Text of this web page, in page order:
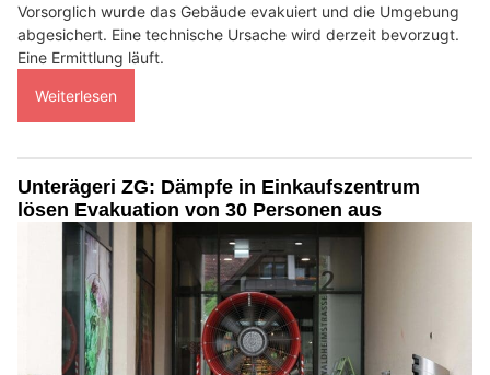
Vorsorglich wurde das Gebäude evakuiert und die Umgebung
abgesichert. Eine technische Ursache wird derzeit bevorzugt.
Eine Ermittlung läuft.
Weiterlesen
Unterägeri ZG: Dämpfe in Einkaufszentrum
lösen Evakuation von 30 Personen aus